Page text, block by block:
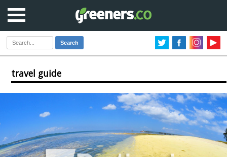
Search
travel guide